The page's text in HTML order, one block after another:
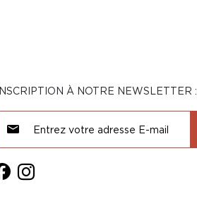
INSCRIPTION À NOTRE NEWSLETTER :